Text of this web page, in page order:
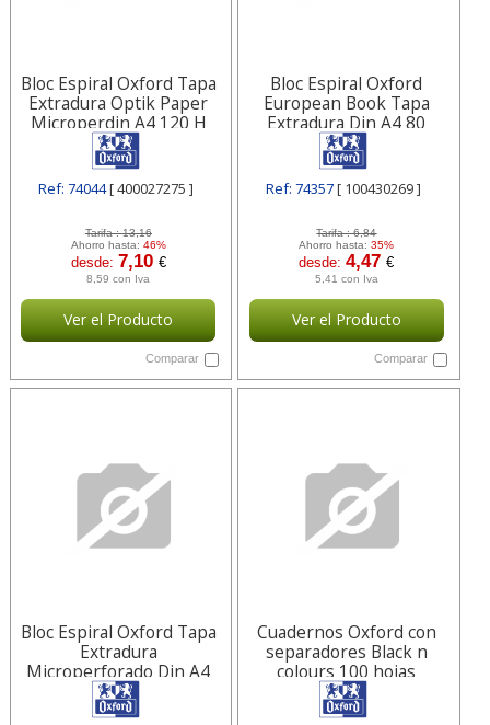
Bloc Espiral Oxford Tapa
Extradura Optik Paper
Microperdin A4 120 H
50% 400027275
Ref: 74044[ 400027275 ]
Tarifa :13,16
Ahorro hasta: 46%
desde: 7,10 €
8,59 con Iva
Ver el Producto
Comparar
Bloc Espiral Oxford
European Book Tapa
Extradura Din A4 80
Hojas Cuadricula
100430269
Ref: 74357[ 100430269 ]
Tarifa :6,84
Ahorro hasta:35%
desde:4,47€
5,41 con Iva
Ver el Producto
Comparar
Bloc Espiral Oxford Tapa
Extradura
Microperforado Din A4
80 Hojas Cuadros 5mm
100430200
Cuadernos Oxford con
separadores Black n
colours 100 hojas